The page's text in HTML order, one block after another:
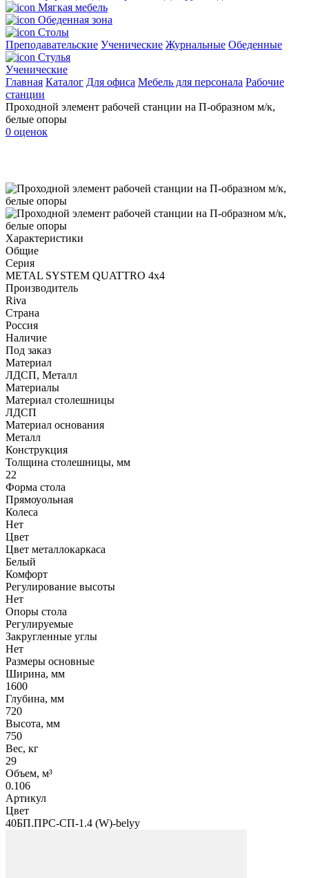
Мягкая мебель
Обеденная зона
Столы
Преподавательские Ученические Журнальные Обеденные
Стулья
Ученические
Главная Каталог Для офиса Мебель для персонала Рабочие
станции
Проходной элемент рабочей станции на П-образном м/к,
белые опоры
0 оценок
Характеристики
Общие
Серия
METAL SYSTEM QUATTRO 4х4
Производитель
Riva
Страна
Россия
Наличие
Под заказ
Материал
ЛДСП, Металл
Материалы
Материал столешницы
ЛДСП
Материал основания
Металл
Конструкция
Толщина столешницы, мм
22
Форма стола
Прямоуольная
Колеса
Нет
Цвет
Цвет металлокаркаса
Белый
Комфорт
Регулирование высоты
Нет
Опоры стола
Регулируемые
Закругленные углы
Нет
Размеры основные
Ширина, мм
1600
Глубина, мм
720
Высота, мм
750
Вес, кг
29
Объем, м³
0.106
Артикул
Цвет
40БП.ПРС-СП-1.4 (W)-belyy